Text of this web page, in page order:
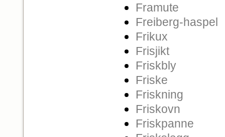
Framute
Freiberg-haspel
Frikux
Frisjikt
Friskbly
Friske
Friskning
Friskovn
Friskpanne